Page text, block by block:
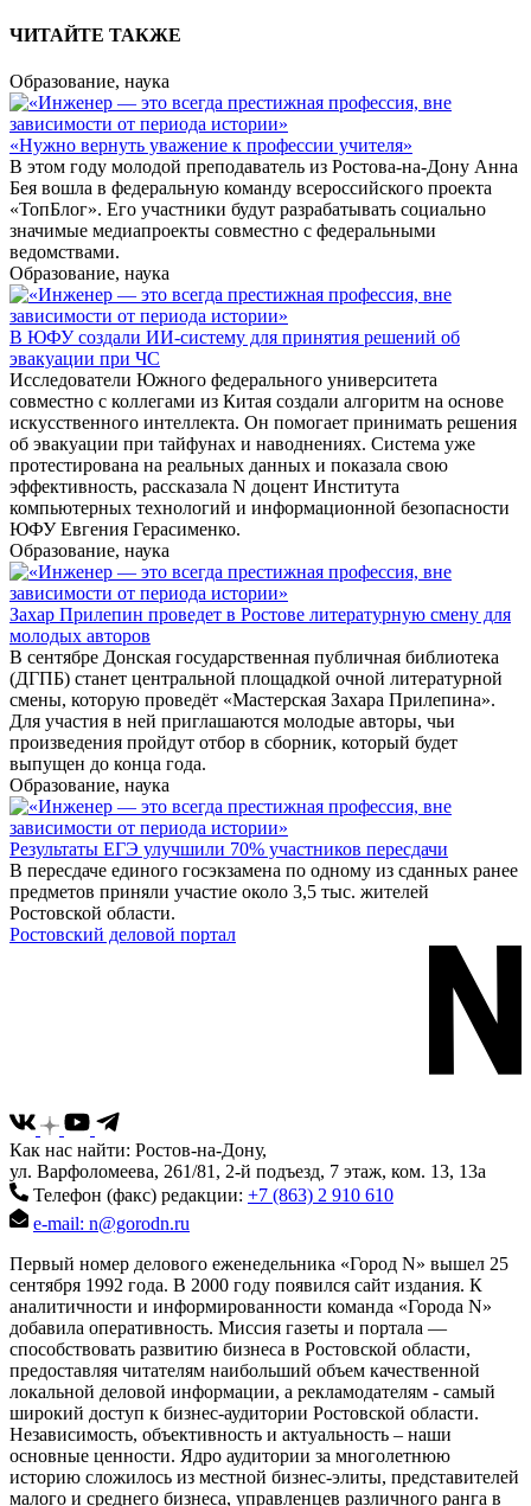
ЧИТАЙТЕ ТАКЖЕ
Образование, наука
«Нужно вернуть уважение к профессии учителя»
В этом году молодой преподаватель из Ростова-на-Дону Анна
Бея вошла в федеральную команду всероссийского проекта
«ТопБлог». Его участники будут разрабатывать социально
значимые медиапроекты совместно с федеральными
ведомствами.
Образование, наука
В ЮФУ создали ИИ-систему для принятия решений об
эвакуации при ЧС
Исследователи Южного федерального университета
совместно с коллегами из Китая создали алгоритм на основе
искусственного интеллекта. Он помогает принимать решения
об эвакуации при тайфунах и наводнениях. Система уже
протестирована на реальных данных и показала свою
эффективность, рассказала N доцент Института
компьютерных технологий и информационной безопасности
ЮФУ Евгения Герасименко.
Образование, наука
Захар Прилепин проведет в Ростове литературную смену для
молодых авторов
В сентябре Донская государственная публичная библиотека
(ДГПБ) станет центральной площадкой очной литературной
смены, которую проведёт «Мастерская Захара Прилепина».
Для участия в ней приглашаются молодые авторы, чьи
произведения пройдут отбор в сборник, который будет
выпущен до конца года.
Образование, наука
Результаты ЕГЭ улучшили 70% участников пересдачи
В пересдаче единого госэкзамена по одному из сданных ранее
предметов приняли участие около 3,5 тыс. жителей
Ростовской области.
Ростовский деловой портал
Как нас найти: Ростов-на-Дону,
ул. Варфоломеева, 261/81, 2-й подъезд, 7 этаж, ком. 13, 13а
Телефон (факс) редакции: +7 (863) 2 910 610
e-mail: n@gorodn.ru
Первый номер делового еженедельника «Город N» вышел 25
сентября 1992 года. В 2000 году появился сайт издания. К
аналитичности и информированности команда «Города N»
добавила оперативность. Миссия газеты и портала —
способствовать развитию бизнеса в Ростовской области,
предоставляя читателям наибольший объем качественной
локальной деловой информации, а рекламодателям - самый
широкий доступ к бизнес-аудитории Ростовской области.
Независимость, объективность и актуальность – наши
основные ценности. Ядро аудитории за многолетнюю
историю сложилось из местной бизнес-элиты, представителей
малого и среднего бизнеса, управленцев различного ранга в